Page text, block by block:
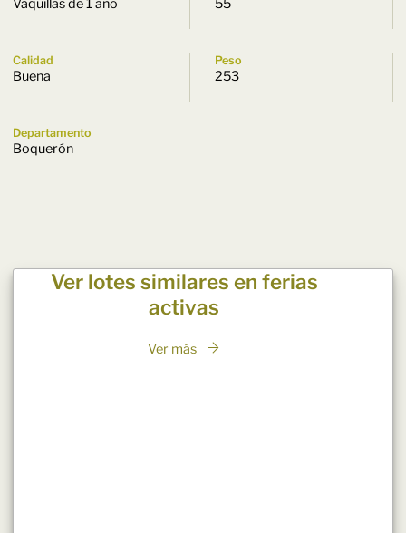
Vaquillas de 1 año 55
Calidad
Buena
Peso
253
Departamento
Boquerón
Ver lotes similares en ferias
activas
Ver más